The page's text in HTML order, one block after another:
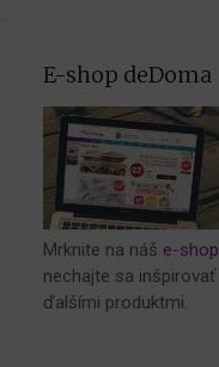
E-shop deDoma
Mrknite na náš e-shop
nechajte sa inšpirovať
ďalšími produktmi.